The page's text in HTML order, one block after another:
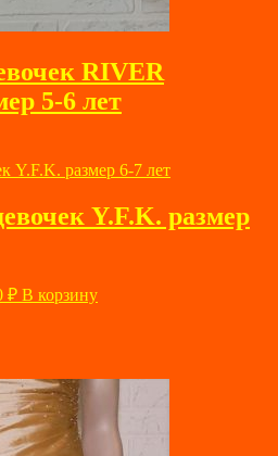
RIVER
5-6 лет
Y.F.K. размер
₽Текущая
цена:
В корзину